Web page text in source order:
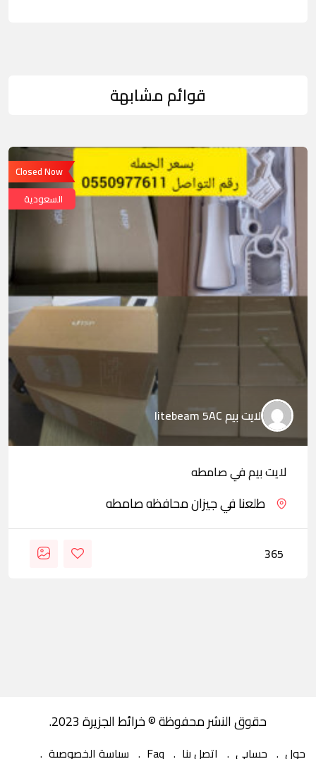
قوائم مشابهة
Closed Now
السعودية
لايت بيم litebeam 5AC
لايت بيم في صامطه
طلعنا في جيزان محافظه صامطه
365
حقوق النشر محفوظة © خرائط الجزيرة 2023.
حول حسابي اتصل بنا Faq سياسة الخصوصية